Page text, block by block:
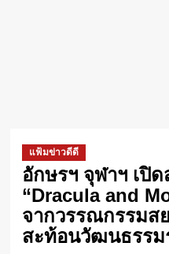
แฟ้มข่าวดีดี
อักษรฯ จุฬาฯ เปิ
“Dracula and
จากวรรณกรรมส
สะท้อนวัฒนธรรม